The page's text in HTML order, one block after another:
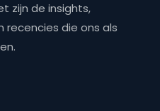
zijn de insights,
recencies die ons als